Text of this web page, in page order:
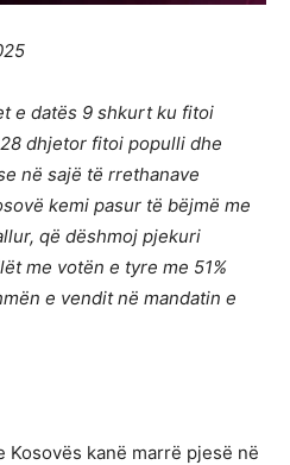
e datës 9 shkurt ku fitoi
dhjetor fitoi populli dhe
në sajë të rrethanave
kemi pasur të bëjmë me
që dëshmoj pjekuri
me votën e tyre me 51%
e vendit në mandatin e
kanë marrë pjesë në